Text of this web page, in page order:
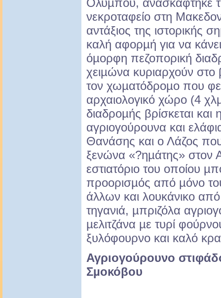
Ολύµπου, ανασκάφτηκε
νεκροταφείο στη
αντάξιος της ιστορικής
καλή αφορµή για να
όµορφη πεζοπορική
χειµώνα κυριαρχούν
τον χωµατόδροµο που
αρχαιολογικό χώρο (4
διαδροµής βρίσκεται
αγριογούρουνα και
Θανάσης και ο Λάζος
ξενώνα «?ηµάτης» στον
εστιατόριο του οποίου
προορισµός από µόνο
άλλων και λουκάνικο
τηγανιά, µπριζόλα
µελιτζάνα µε τυρί
ξυλόφουρνο και καλό
Αγριογούρουνο
Σµοκόβου